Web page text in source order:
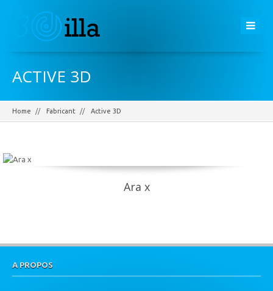
ACTIVE 3D
Home Fabricant Active 3D
Ara x
A PROPOS